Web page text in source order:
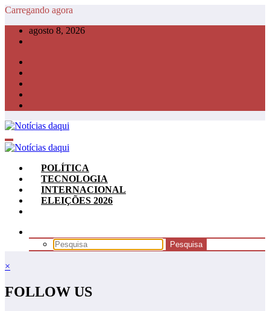
Pular
conteúdo
Carregando agora
agosto 8, 2026
POLÍTICA
TECNOLOGIA
INTERNACIONAL
ELEIÇÕES 2026
×
FOLLOW US